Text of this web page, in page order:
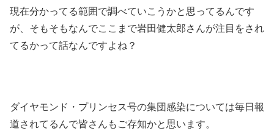
現在分かってる範囲で調べていこうかと思ってるんです
が、そもそもなんでここまで岩田健太郎さんが注目をされ
てるかって話なんですよね？
ダイヤモンド・プリンセス号の集団感染については毎日報
道されてるんで皆さんもご存知かと思います。